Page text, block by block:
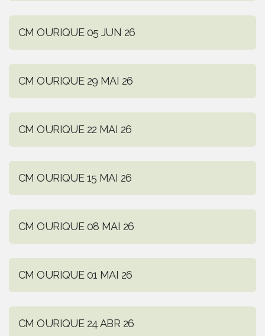
CM OURIQUE 05 JUN 26
CM OURIQUE 29 MAI 26
CM OURIQUE 22 MAI 26
CM OURIQUE 15 MAI 26
CM OURIQUE 08 MAI 26
CM OURIQUE 01 MAI 26
CM OURIQUE 24 ABR 26